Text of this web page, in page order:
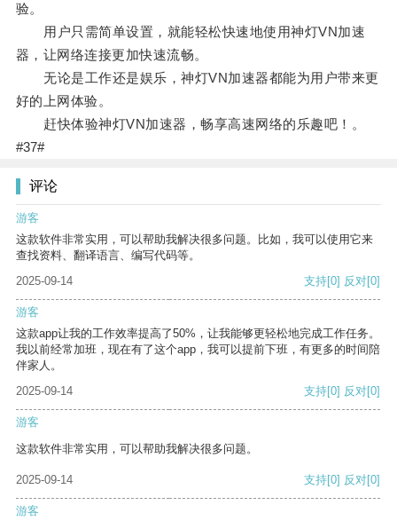
验。
用户只需简单设置，就能轻松快速地使用神灯VN加速
器，让网络连接更加快速流畅。
无论是工作还是娱乐，神灯VN加速器都能为用户带来更
好的上网体验。
赶快体验神灯VN加速器，畅享高速网络的乐趣吧！。
#37#
评论
游客
这款软件非常实用，可以帮助我解决很多问题。比如，我可以使用它来
查找资料、翻译语言、编写代码等。
2025-09-14
支持[0] 反对[0]
游客
这款app让我的工作效率提高了50%，让我能够更轻松地完成工作任务。
我以前经常加班，现在有了这个app，我可以提前下班，有更多的时间陪
伴家人。
2025-09-14
支持[0] 反对[0]
游客
这款软件非常实用，可以帮助我解决很多问题。
2025-09-14 支持[0] 反对[0]
游客